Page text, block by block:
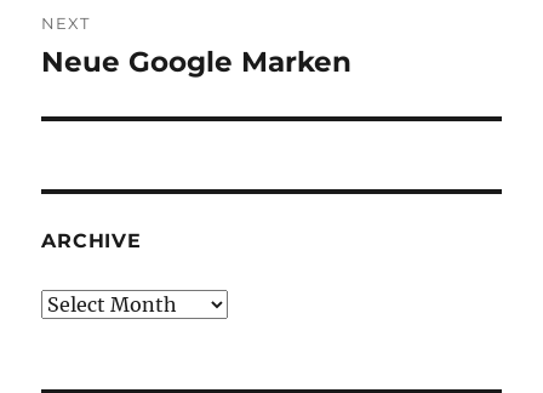
NEXT
Next
Neue Google Marken
ARCHIVE
Archive